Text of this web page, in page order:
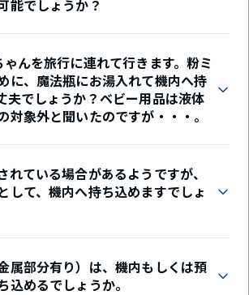
能でしょうか？
んを旅行に連れて行きます。粉ミ
に、魔法瓶にお湯入れて機内へ持
夫でしょうか？ベビー用品は液体
対象外と聞いたのですが・・・。
れている場合があるようですが、
して、機内へ持ち込めますでしょ
属部分有り）は、機内もしくは預
込めるでしょうか。